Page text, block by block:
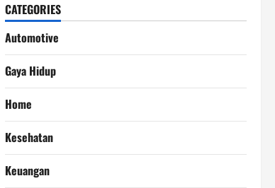
CATEGORIES
Automotive
Gaya Hidup
Home
Kesehatan
Keuangan